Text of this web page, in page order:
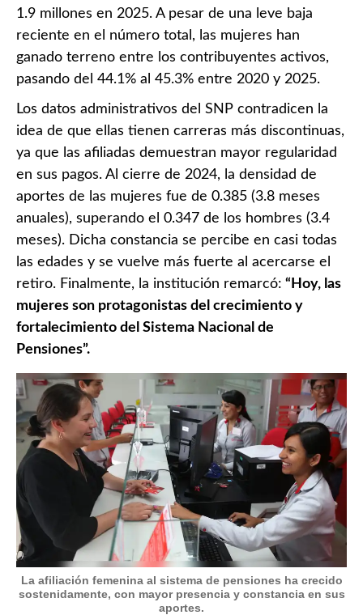
1.9 millones en 2025. A pesar de una leve baja
reciente en el número total, las mujeres han
ganado terreno entre los contribuyentes activos,
pasando del 44.1% al 45.3% entre 2020 y 2025.
Los datos administrativos del SNP contradicen la
idea de que ellas tienen carreras más discontinuas,
ya que las afiliadas demuestran mayor regularidad
en sus pagos. Al cierre de 2024, la densidad de
aportes de las mujeres fue de 0.385 (3.8 meses
anuales), superando el 0.347 de los hombres (3.4
meses). Dicha constancia se percibe en casi todas
las edades y se vuelve más fuerte al acercarse el
retiro. Finalmente, la institución remarcó: “Hoy, las
mujeres son protagonistas del crecimiento y
fortalecimiento del Sistema Nacional de
Pensiones”.
La afiliación femenina al sistema de pensiones ha crecido
sostenidamente, con mayor presencia y constancia en sus
aportes.